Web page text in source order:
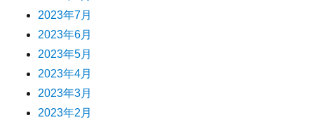
2023年7月
2023年6月
2023年5月
2023年4月
2023年3月
2023年2月